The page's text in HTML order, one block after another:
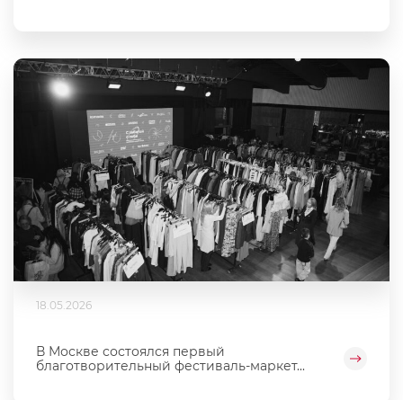
18.05.2026
В Москве состоялся первый
благотворительный фестиваль‑маркет...